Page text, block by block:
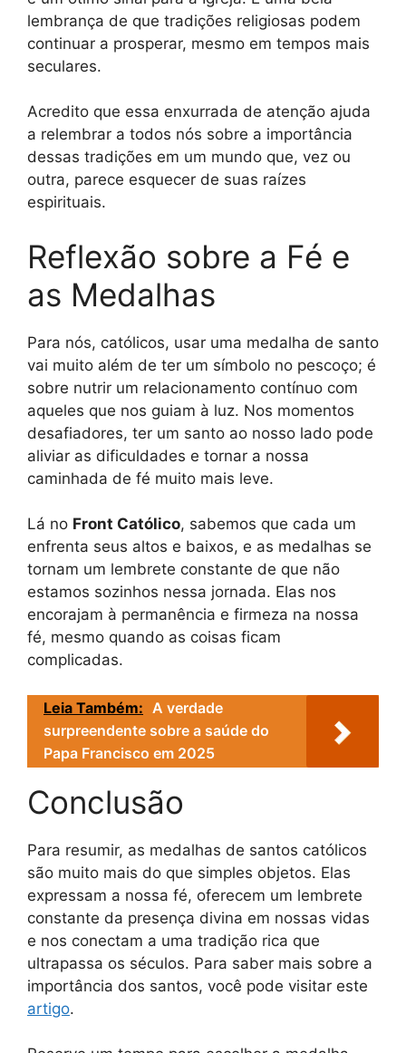
lembrança de que tradições religiosas podem
continuar a prosperar, mesmo em tempos mais
seculares.
Acredito que essa enxurrada de atenção ajuda
a relembrar a todos nós sobre a importância
dessas tradições em um mundo que, vez ou
outra, parece esquecer de suas raízes
espirituais.
Reflexão sobre a Fé e
as Medalhas
Para nós, católicos, usar uma medalha de santo
vai muito além de ter um símbolo no pescoço; é
sobre nutrir um relacionamento contínuo com
aqueles que nos guiam à luz. Nos momentos
desafiadores, ter um santo ao nosso lado pode
aliviar as dificuldades e tornar a nossa
caminhada de fé muito mais leve.
Lá no Front Católico, sabemos que cada um
enfrenta seus altos e baixos, e as medalhas se
tornam um lembrete constante de que não
estamos sozinhos nessa jornada. Elas nos
encorajam à permanência e firmeza na nossa
fé, mesmo quando as coisas ficam
complicadas.
Leia Também: A verdade
surpreendente sobre a saúde do
Papa Francisco em 2025
Conclusão
Para resumir, as medalhas de santos católicos
são muito mais do que simples objetos. Elas
expressam a nossa fé, oferecem um lembrete
constante da presença divina em nossas vidas
e nos conectam a uma tradição rica que
ultrapassa os séculos. Para saber mais sobre a
importância dos santos, você pode visitar este
artigo.